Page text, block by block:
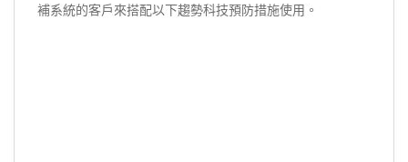
補系統的客戶來搭配以下趨勢科技預防措施使用。